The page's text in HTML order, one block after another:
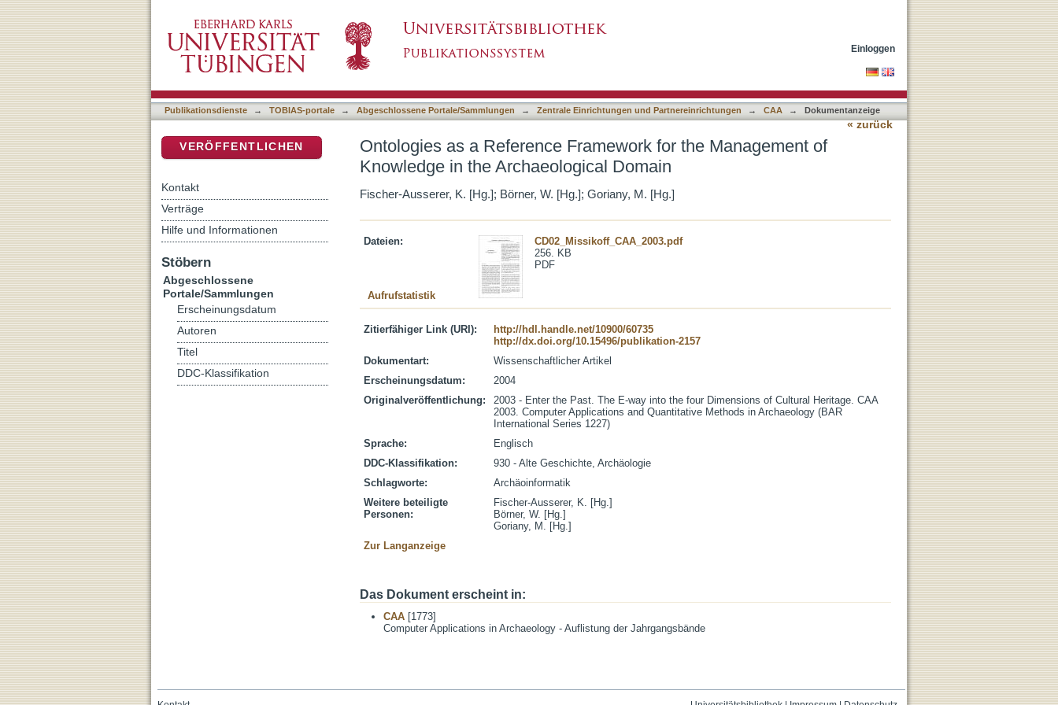
Domain
Einloggen
Publikationsdienste → TOBIAS-portale → Abgeschlossene Portale/Sammlungen → Zentrale Einrichtungen und Partnereinrichtungen → CAA → Dokumentanzeige
« zurück
Ontologies as a Reference Framework for the Management of
Knowledge in the Archaeological Domain
Fischer-Ausserer, K. [Hg.]; Börner, W. [Hg.]; Goriany, M. [Hg.]
Dateien:
CD02_Missikoff_CAA_2003.pdf
256. KB
PDF
Aufrufstatistik
Zitierfähiger Link (URI):
http://hdl.handle.net/10900/60735
http://dx.doi.org/10.15496/publikation-2157
Dokumentart:
Wissenschaftlicher Artikel
Erscheinungsdatum:
2004
Originalveröffentlichung:
2003 - Enter the Past. The E-way into the four Dimensions of Cultural Heritage. CAA
2003. Computer Applications and Quantitative Methods in Archaeology (BAR
International Series 1227)
Sprache:
Englisch
DDC-Klassifikation:
930 - Alte Geschichte, Archäologie
Schlagworte:
Archäoinformatik
Weitere beteiligte
Personen:
Fischer-Ausserer, K. [Hg.]
Börner, W. [Hg.]
Goriany, M. [Hg.]
Zur Langanzeige
Das Dokument erscheint in:
CAA [1773]
Computer Applications in Archaeology - Auflistung der Jahrgangsbände
VERÖFFENTLICHEN
Kontakt
Verträge
Hilfe und Informationen
Stöbern
Abgeschlossene
Portale/Sammlungen
Erscheinungsdatum
Autoren
Titel
DDC-Klassifikation